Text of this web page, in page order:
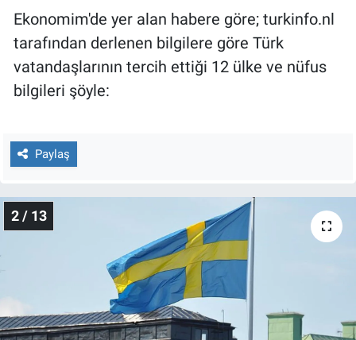
Ekonomim'de yer alan habere göre; turkinfo.nl
tarafından derlenen bilgilere göre Türk
vatandaşlarının tercih ettiği 12 ülke ve nüfus
bilgileri şöyle:
Paylaş
2 / 13
Kimdir
Koronavirüs
Ne demişti
Popüler
Programlar
Sağlık